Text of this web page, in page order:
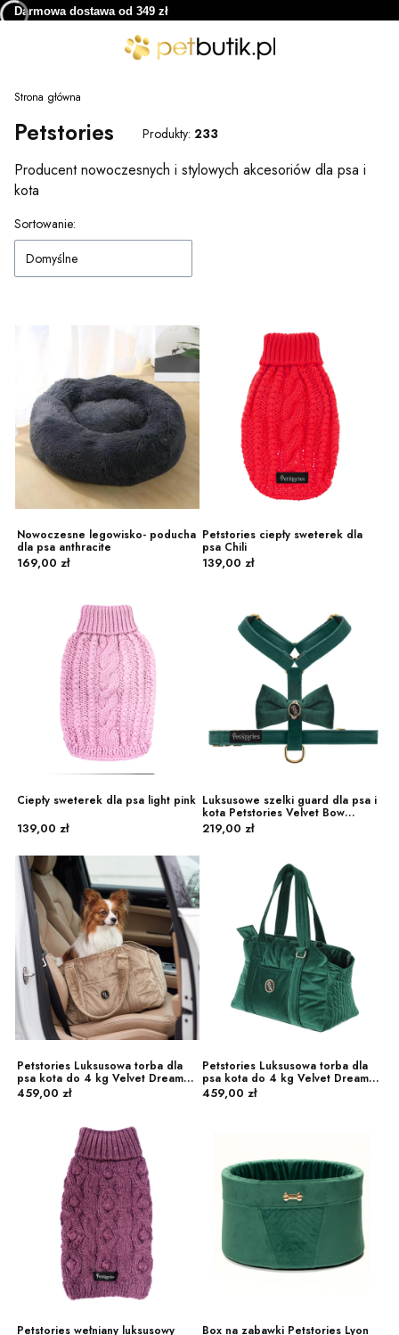
Darmowa dostawa od 349 zł
Strona główna
Petstories Produkty: 233
Producent nowoczesnych i stylowych akcesoriów dla psa i
kota
Lista produktów
Sortowanie:
Domyślne
Nowoczesne legowisko- poducha
dla psa anthracite
Cena
169,00 zł
Petstories ciepły sweterek dla
psa Chili
Cena
139,00 zł
Ciepły sweterek dla psa light pink
Cena
139,00 zł
Luksusowe szelki guard dla psa i
kota Petstories Velvet Bow
Green
Cena
219,00 zł
Petstories Luksusowa torba dla
psa kota do 4 kg Velvet Dream
Beige
Cena
459,00 zł
Petstories Luksusowa torba dla
psa kota do 4 kg Velvet Dream
Green
Cena
459,00 zł
Petstories wełniany luksusowy Box na zabawki Petstories Lyon